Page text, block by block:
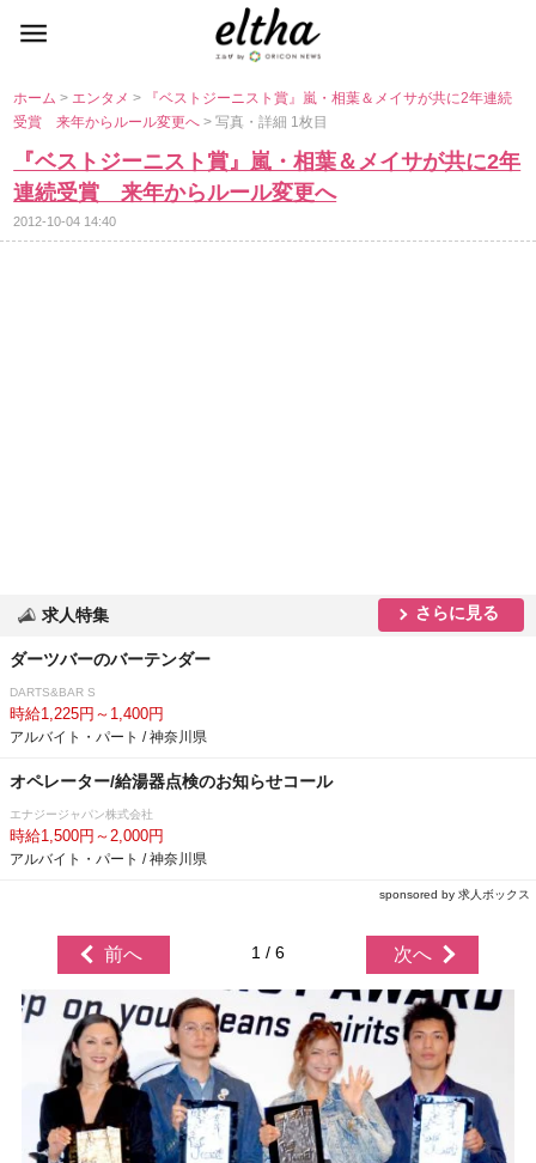
ホーム> エンタメ>
『ベストジーニスト賞』嵐・相葉＆メイサが共に2年連続
受賞 来年からルール変更へ> 写真・詳細 1枚目
『ベストジーニスト賞』嵐・相葉＆メイサが共に2年
連続受賞 来年からルール変更へ
2012-10-04 14:40
求人特集 さらに見る
ダーツバーのバーテンダー
DARTS&BAR S
時給1,225円～1,400円
アルバイト・パート / 神奈川県
オペレーター/給湯器点検のお知らせコール
エナジージャパン株式会社
時給1,500円～2,000円
アルバイト・パート / 神奈川県
sponsored by 求人ボックス
前へ 1 / 6 次へ